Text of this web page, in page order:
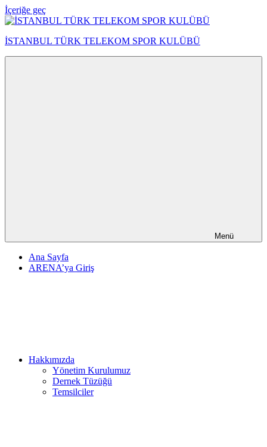
İçeriğe geç
İSTANBUL TÜRK TELEKOM SPOR KULÜBÜ
Menü
Ana Sayfa
ARENA’ya Giriş
Hakkımızda
Yönetim Kurulumuz
Dernek Tüzüğü
Temsilciler